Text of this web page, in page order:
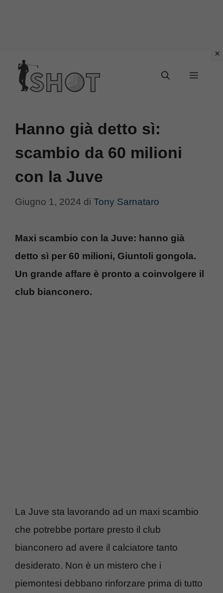
contenuto
Menu
Hanno già detto sì:
scambio da 60 milioni
con la Juve
Giugno 1, 2024 di Tony Sarnataro
Maxi scambio con la Juve: hanno già
detto sì per 60 milioni, Giuntoli gongola.
Un grande affare è pronto a coinvolgere il
club bianconero.
La Juve sta lavorando ad un maxi scambio
che potrebbe portare presto il club
bianconero ad avere il calciatore tanto
desiderato. Non è un mistero che i
piemontesi debbano rinforzare prima di tutto